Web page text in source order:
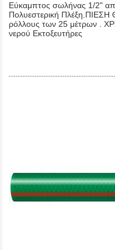
Εύκαμπτος σωλήνας 1/2"
Πολυεστερική Πλέξη.ΠΙΕΣΗ
ρόλλους των 25 μέτρων .
νερού Εκτοξευτήρες